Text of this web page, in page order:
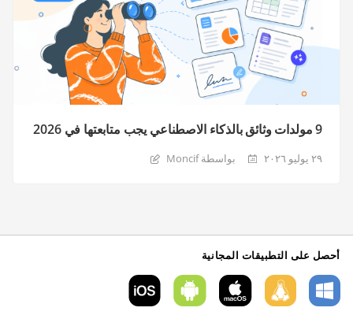
9 مولدات وثائق بالذكاء الاصطناعي يجب متابعتها في 2026
٢٩ يوليو ٢٠٢٦ بواسطة Moncif
أحصل على التطبيقات المجانية